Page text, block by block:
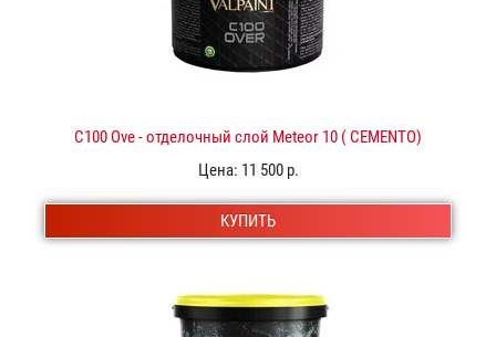
C100 Ove - отделочный слой Meteor 10 ( CEMENTO)
Цена: 11 500 р.
КУПИТЬ